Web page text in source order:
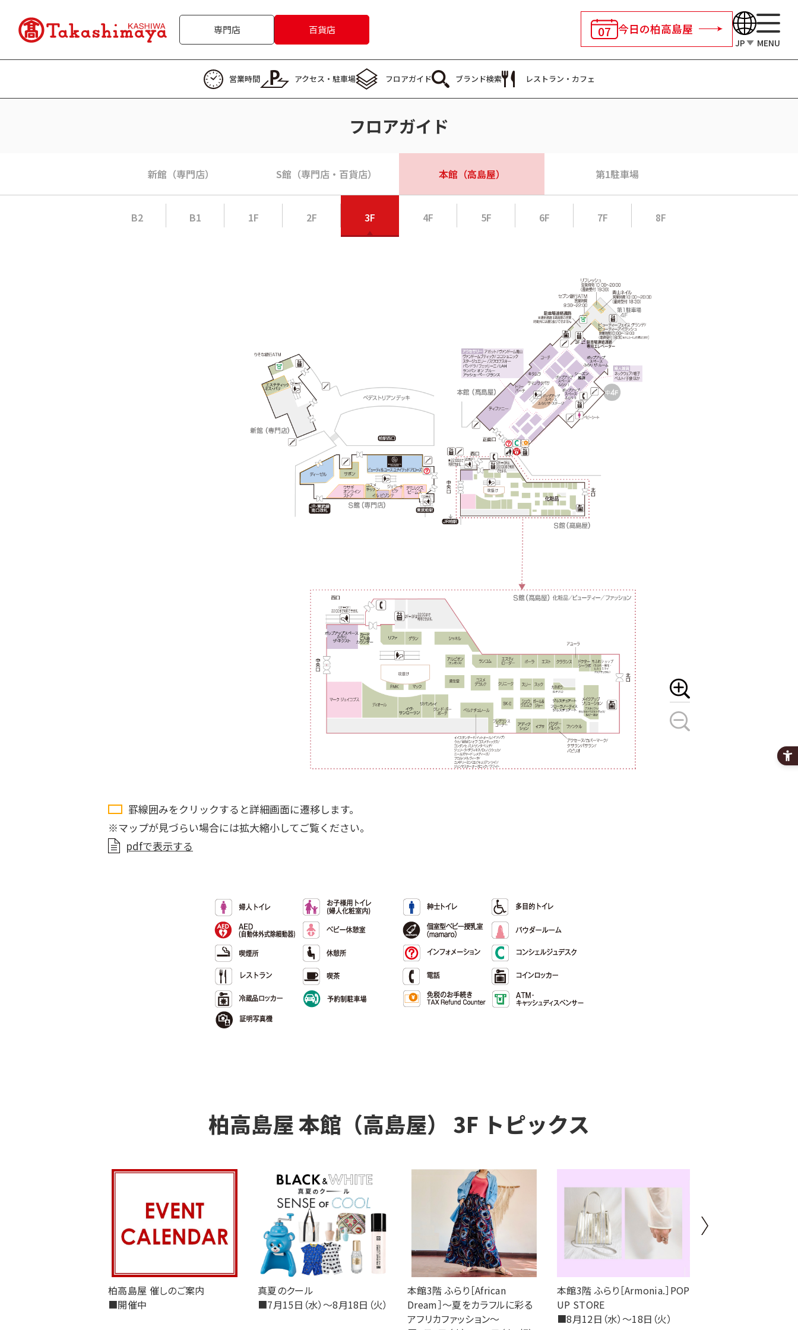
専門店 百貨店 07 今日の柏高島屋
JP MENU
営業時間 アクセス・ 駐車場 フロアガイド ブランド検索 レストラン・ カフェ
フロアガイド
新館（専門店） S館（専門店・百貨店） 本館（高島屋） 第1駐車場
B2 B1 1F 2F 3F 4F 5F 6F 7F 8F
罫線囲みをクリックすると詳細画面に遷移します。
※マップが見づらい場合には拡大縮小してご覧ください。
pdfで表示する
柏高島屋本館（高島屋） 3F トピックス
柏高島屋 催しのご案内
■開催中
真夏のクール
■7月15日（水）～8月18日（火）
本館3階 ふらり［African
Dream］～夏をカラフルに彩る
アフリカファッション～
本館3階 ふらり［Armonia.］POP
UP STORE
■8月12日（水）～18日（火）